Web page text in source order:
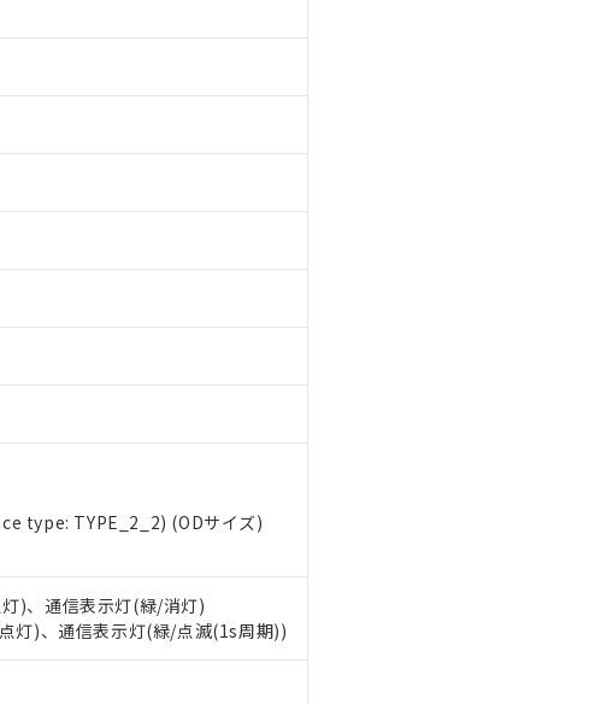
type: TYPE_2_2) (ODサイズ)
)、通信表示灯(緑/消灯)
灯)、通信表示灯(緑/点滅(1s周期))
質）の非含有に対応した製品が提供可能な商品です。
の非含有に対応した製品に切り替える予定のある商品です。
で、有害物質有無と関係のない商品です。
していたものが、含有品と判明した場合などやむを得ず変更すること